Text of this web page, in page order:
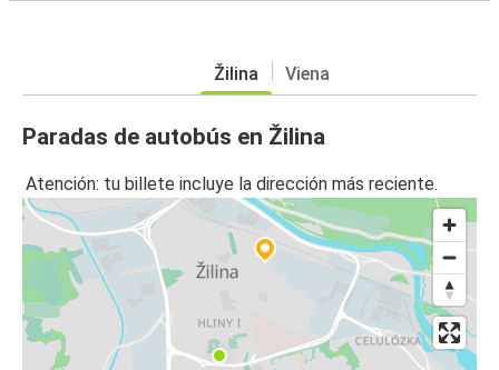
Žilina Viena
Paradas de autobús en Žilina
Atención: tu billete incluye la dirección más reciente.